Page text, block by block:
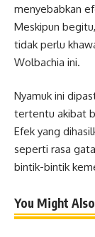
menyebabkan
Meskipun
tidak perlu
Wolbachia ini.
Nyamuk ini
tertentu akibat
Efek yang
seperti rasa
bintik-bintik
You Might